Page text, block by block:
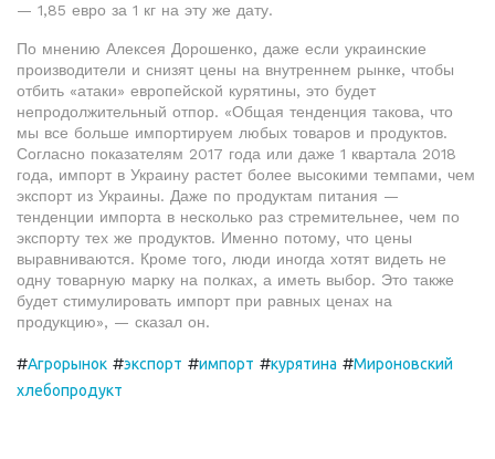
— 1,85 евро за 1 кг на эту же дату.
По мнению Алексея Дорошенко, даже если украинские
производители и снизят цены на внутреннем рынке, чтобы
отбить «атаки» европейской курятины, это будет
непродолжительный отпор. «Общая тенденция такова, что
мы все больше импортируем любых товаров и продуктов.
Согласно показателям 2017 года или даже 1 квартала 2018
года, импорт в Украину растет более высокими темпами, чем
экспорт из Украины. Даже по продуктам питания —
тенденции импорта в несколько раз стремительнее, чем по
экспорту тех же продуктов. Именно потому, что цены
выравниваются. Кроме того, люди иногда хотят видеть не
одну товарную марку на полках, а иметь выбор. Это также
будет стимулировать импорт при равных ценах на
продукцию», — сказал он.
#Агрорынок #экспорт #импорт #курятина #Мироновский
хлебопродукт